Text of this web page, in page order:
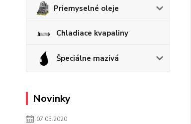
Priemyselné oleje
Chladiace kvapaliny
Špeciálne mazivá
Novinky
07.05.2020